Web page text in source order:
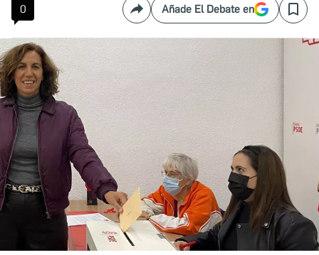
0 CompartirAñade El Debate en Save